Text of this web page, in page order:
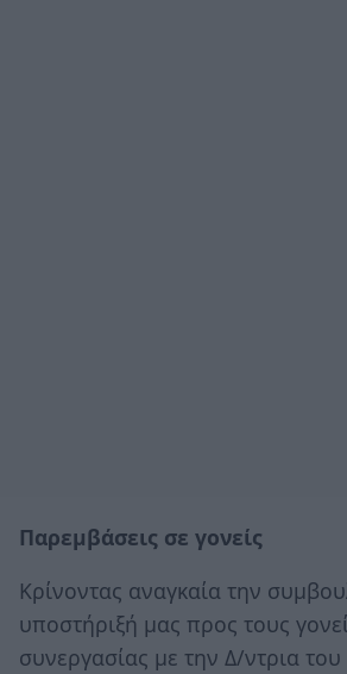
Παρεμβάσεις σε γονείς
Κρίνοντας αναγκαία την
υποστήριξή μας προς τους
συνεργασίας με την Δ/ντρια